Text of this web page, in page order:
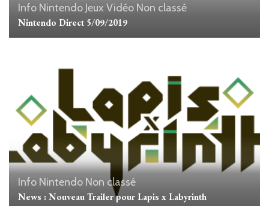
Info Nintendo Jeux Vidéo Non classé
Nintendo Direct 5/09/2019
Info Nintendo Non classé
News : Nouveau Trailer pour Lapis x Labyrinth